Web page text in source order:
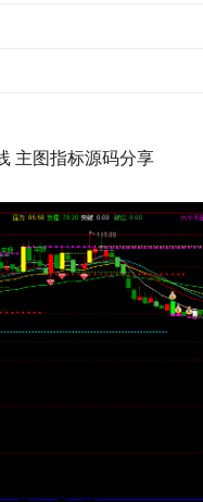
主图指标源码分享